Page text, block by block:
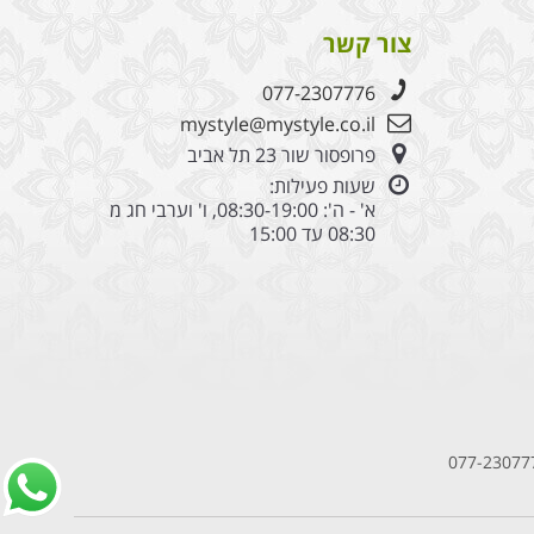
צור קשר
077-2307776
mystyle@mystyle.co.il
פרופסור שור 23 תל אביב
שעות פעילות:
א' - ה': 08:30-19:00, ו' וערבי חג מ
08:30 עד 15:00